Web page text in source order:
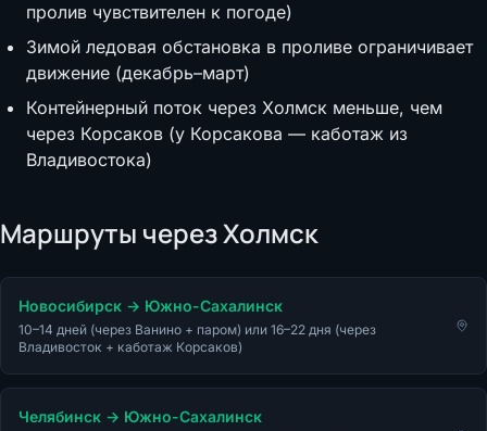
пролив чувствителен к погоде)
Зимой ледовая обстановка в проливе ограничивает
движение (декабрь–март)
Контейнерный поток через Холмск меньше, чем
через Корсаков (у Корсакова — каботаж из
Владивостока)
Маршруты черезХолмск
Новосибирск → Южно-Сахалинск
10–14 дней (через Ванино + паром) или 16–22 дня (через
Владивосток + каботаж Корсаков)
Челябинск → Южно-Сахалинск